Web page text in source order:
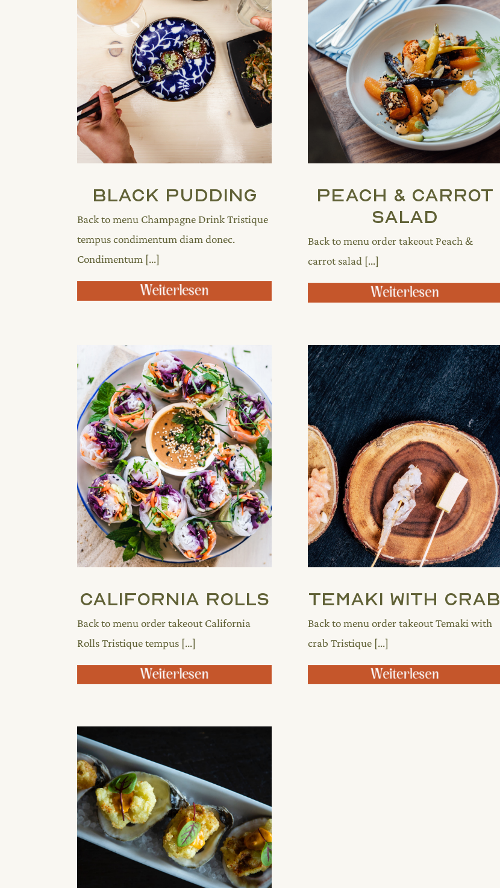
Black Pudding
Back to menu Champagne Drink Tristique
tempus condimentum diam donec.
Condimentum [...]
Peach & Carrot
Salad
Back to menu order takeout Peach &
carrot salad [...]
California Rolls
Back to menu order takeout California
Rolls Tristique tempus [...]
Temaki With Crab
Back to menu order takeout Temaki with
crab Tristique [...]